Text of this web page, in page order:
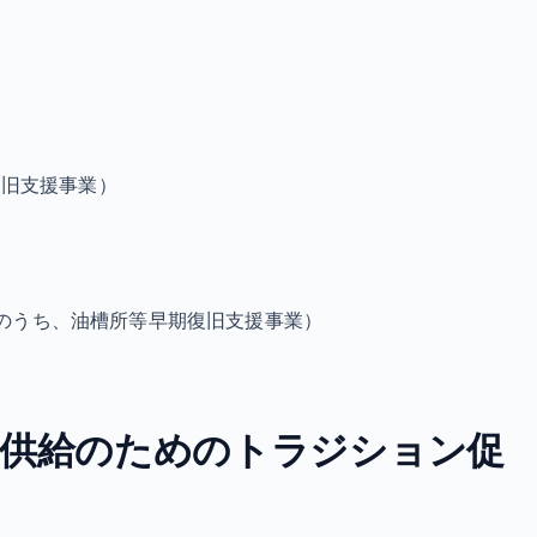
支援事業）
ち、油槽所等早期復旧支援事業）
給のためのトラジション促